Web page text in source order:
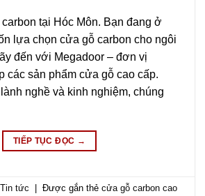
tại Hóc Môn. Bạn đang ở
lựa chọn cửa gỗ carbon cho ngôi
đến với Megadoor – đơn vị
các sản phẩm cửa gỗ cao cấp.
nghề và kinh nghiệm, chúng
TIẾP TỤC ĐỌC →
Tin tức Được gắn thẻcửa gỗ carbon cao